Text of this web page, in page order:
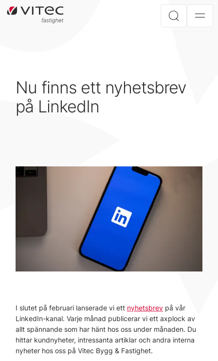
Nu finns ett nyhetsbrev
på LinkedIn
I slutet på februari lanserade vi ett nyhetsbrev på vår
LinkedIn-kanal. Varje månad publicerar vi ett axplock av
allt spännande som har hänt hos oss under månaden. Du
hittar kundnyheter, intressanta artiklar och andra interna
nyheter hos oss på Vitec Bygg & Fastighet.